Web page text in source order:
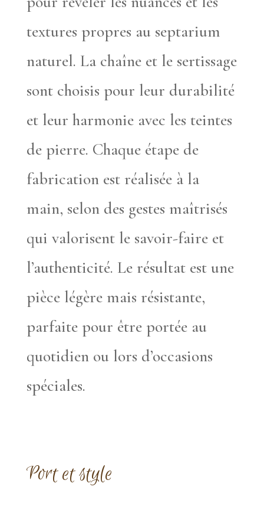
textures propres au septarium
naturel. La chaîne et le sertissage
sont choisis pour leur durabilité
et leur harmonie avec les teintes
de pierre. Chaque étape de
fabrication est réalisée à la
main, selon des gestes maîtrisés
qui valorisent le savoir-faire et
l’authenticité. Le résultat est une
pièce légère mais résistante,
parfaite pour être portée au
quotidien ou lors d’occasions
spéciales.
Port et style